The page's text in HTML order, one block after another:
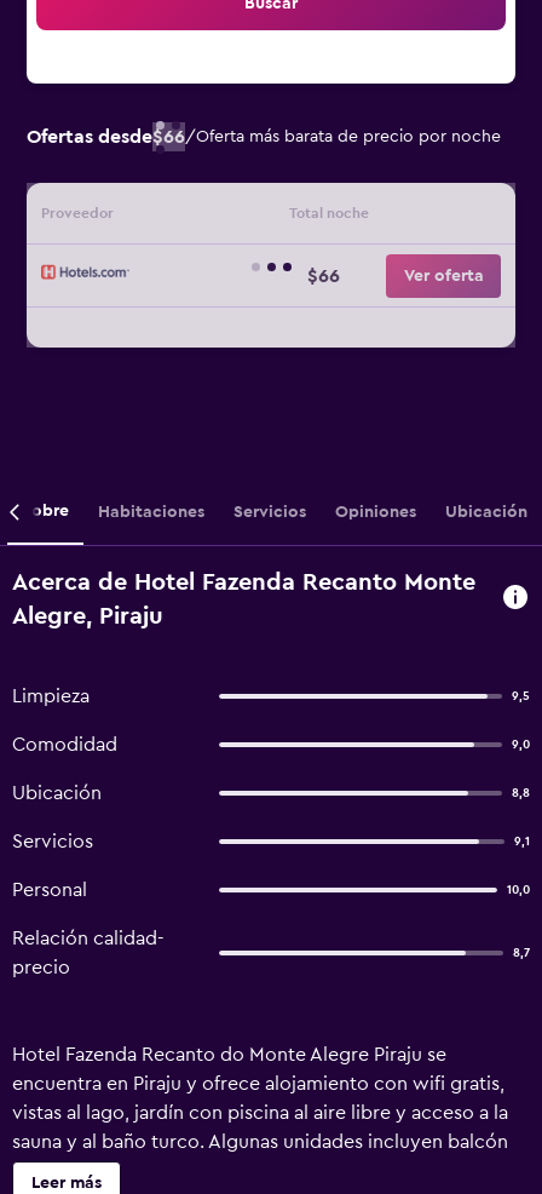
Buscar
Ofertas desde$66/Oferta más barata de precio por noche
Proveedor Total noche
$66 Ver oferta
Sobre Habitaciones Servicios Opiniones Ubicación
Acerca de Hotel Fazenda Recanto Monte
Alegre, Piraju
Limpieza 9,5
Comodidad 9,0
Ubicación 8,8
Servicios 9,1
Personal 10,0
Relación calidad-
precio
8,7
Hotel Fazenda Recanto do Monte Alegre Piraju se
encuentra en Piraju y ofrece alojamiento con wifi gratis,
vistas al lago, jardín con piscina al aire libre y acceso a la
sauna y al baño turco. Algunas unidades incluyen balcón
y/o patio con vistas al jardín. En el lodge se puede
Leer más